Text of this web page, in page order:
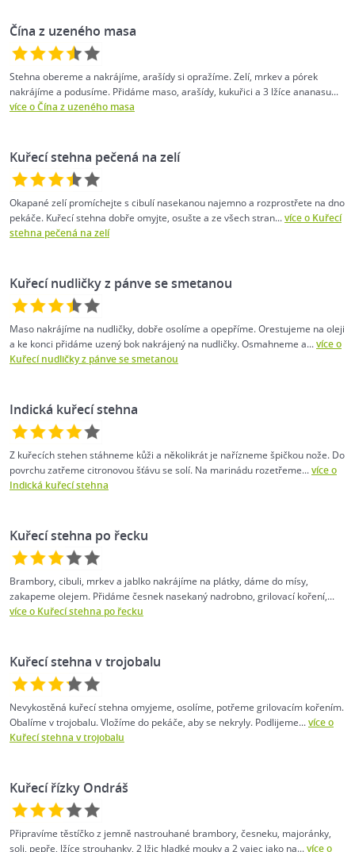
Čína z uzeného masa
Stehna obereme a nakrájíme, arašídy si opražíme. Zelí, mrkev a pórek
nakrájíme a podusíme. Přidáme maso, arašídy, kukuřici a 3 lžíce ananasu...
více o Čína z uzeného masa
Kuřecí stehna pečená na zelí
Okapané zelí promíchejte s cibulí nasekanou najemno a rozprostřete na dno
pekáče. Kuřecí stehna dobře omyjte, osušte a ze všech stran...více o Kuřecí
stehna pečená na zelí
Kuřecí nudličky z pánve se smetanou
Maso nakrájíme na nudličky, dobře osolíme a opepříme. Orestujeme na oleji
a ke konci přidáme uzený bok nakrájený na nudličky. Osmahneme a...více o
Kuřecí nudličky z pánve se smetanou
Indická kuřecí stehna
Z kuřecích stehen stáhneme kůži a několikrát je nařízneme špičkou nože. Do
povrchu zatřeme citronovou šťávu se solí. Na marinádu rozetřeme...více o
Indická kuřecí stehna
Kuřecí stehna po řecku
Brambory, cibuli, mrkev a jablko nakrájíme na plátky, dáme do mísy,
zakapeme olejem. Přidáme česnek nasekaný nadrobno, grilovací koření,...
více o Kuřecí stehna po řecku
Kuřecí stehna v trojobalu
Nevykostěná kuřecí stehna omyjeme, osolíme, potřeme grilovacím kořením.
Obalíme v trojobalu. Vložíme do pekáče, aby se nekryly. Podlijeme...více o
Kuřecí stehna v trojobalu
Kuřecí řízky Ondráš
Připravíme těstíčko z jemně nastrouhané brambory, česneku, majoránky,
soli, pepře, lžíce strouhanky, 2 lžic hladké mouky a 2 vajec jako na...více o